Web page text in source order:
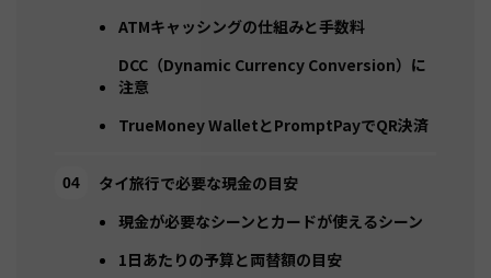
ATMキャッシングの仕組みと手数料
DCC（Dynamic Currency Conversion）に
注意
TrueMoney WalletとPromptPayでQR決済
タイ旅行で必要な現金の目安
現金が必要なシーンとカードが使えるシーン
1日あたりの予算と両替額の目安